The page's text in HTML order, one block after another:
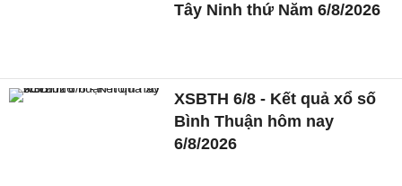
Tây Ninh thứ Năm 6/8/2026
XSBTH 6/8 - Kết quả xổ số
Bình Thuận hôm nay
6/8/2026